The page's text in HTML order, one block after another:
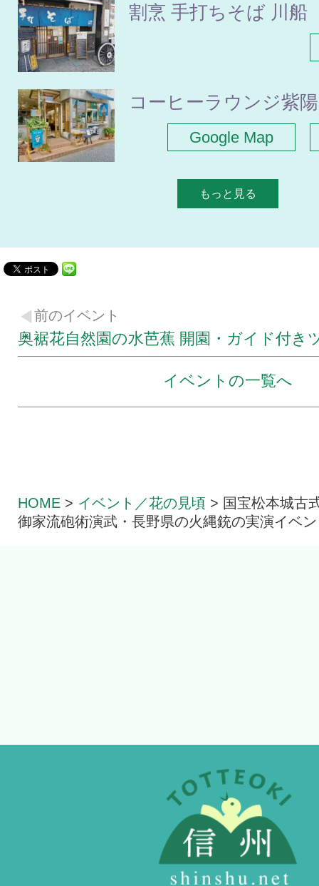
割烹 手打ちそば 川船
コーヒーラウンジ紫
Google Map
もっと見る
前のイベント
奥裾花自然園の水芭蕉 開園・ガイド付き
イベントの一覧へ
HOME > イベント／花の見頃 > 国宝松本城古
御家流砲術演武・長野県の火縄銃の実演イベ